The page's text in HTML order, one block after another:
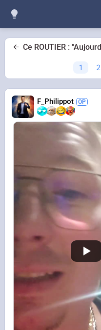
Ce ROUTIER :
1 2
F_Philippot